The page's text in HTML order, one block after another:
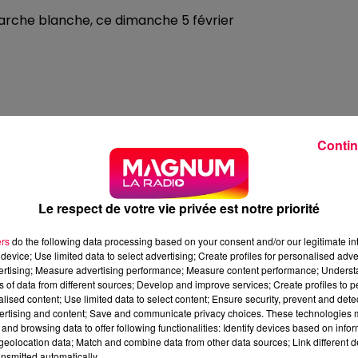
blanche, ce dimanche 5 février
2km
. Les proches de Lucas ont ensuite pris la parole
il est devenu notre petit ange. Sa disparition
n'est pas un adieu éternel, tu resteras avec nous
un garçon qui avait plein d'ambitions, de rêves et
Le respect de votre vie privée est notre priorité
do the following data processing based on your consent and/or our legitimate
Use limited data to select advertising; Create profiles for personalised
Measure advertising performance; Measure content performance;
of data from different sources; Develop and improve services; Create profiles to
content; Use limited data to select content; Ensure security, prevent and
and content; Save and communicate privacy choices. These technologies
browsing data to offer following functionalities: Identify devices based on
data; Match and combine data from other data sources; Link different